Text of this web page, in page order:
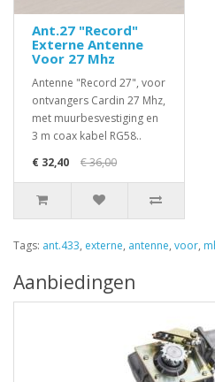
Ant.27 "Record"
Externe Antenne
Voor 27 Mhz
Antenne "Record 27", voor
ontvangers Cardin 27 Mhz,
met muurbesvestiging en
3 m coax kabel RG58..
€ 32,40
€ 36,00
Tags: ant.433, externe, antenne, voor,
Aanbiedingen